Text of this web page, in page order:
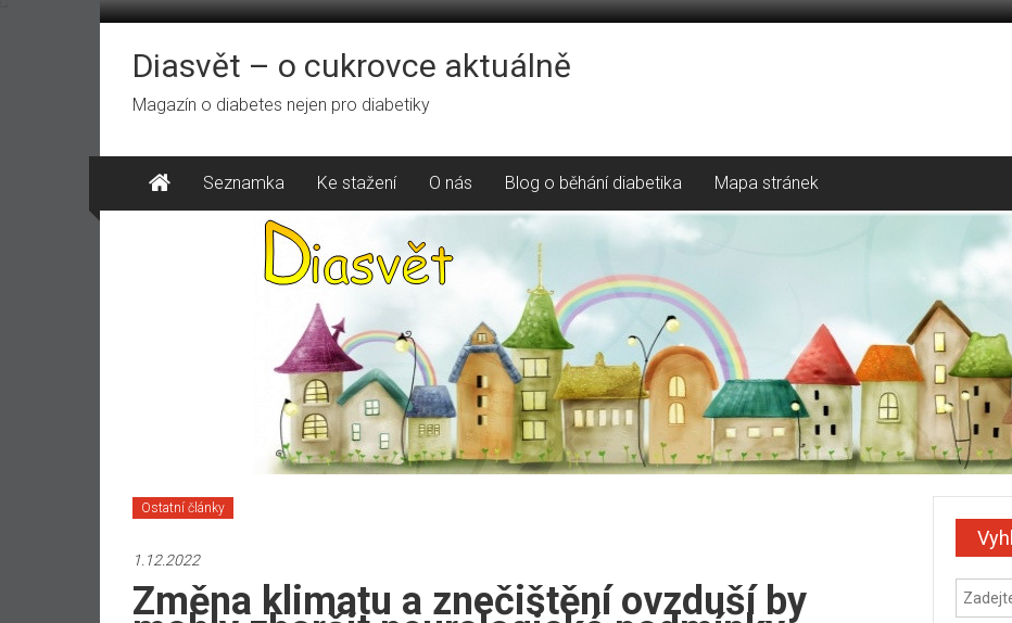
Přeskočit
obsahDiasvět – o cukrovce aktuálně
Magazín o diabetes nejen pro diabetiky
Seznamka Ke stažení O nás Blog o běhání diabetika Mapa stránek
Ostatní články
1.12.2022
Změna klimatu a znečištění ovzduší by